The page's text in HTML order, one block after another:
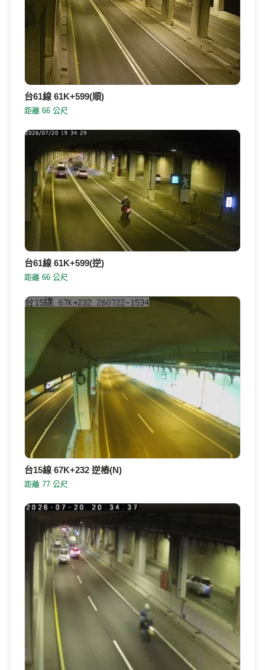
台15線 67K+232 順樁(S)
距離 55 公尺
台61線 61K+599(順)
台61線 61K+599(逆)
距離 66 公尺
台15線 67K+232 逆樁(N)
距離 77 公尺